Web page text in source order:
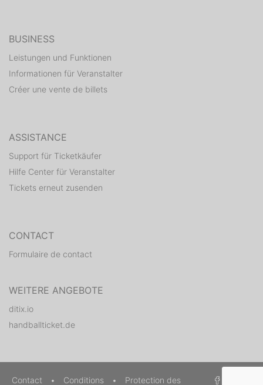
BUSINESS
Leistungen und Funktionen
Informationen für Veranstalter
Créer une vente de billets
ASSISTANCE
Support für Ticketkäufer
Hilfe Center für Veranstalter
Tickets erneut zusenden
CONTACT
Formulaire de contact
WEITERE ANGEBOTE
ditix.io
handballticket.de
Contact • Conditions • Protection des